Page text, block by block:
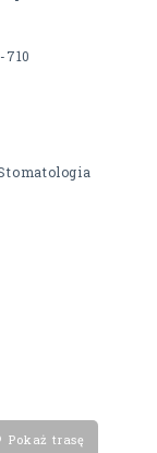
Pokaż trasę